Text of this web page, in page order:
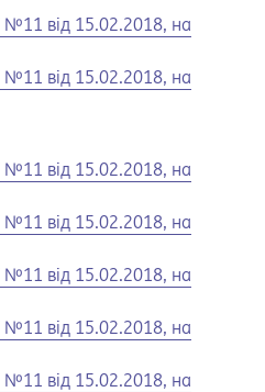
від 15.02.2018, на
від 15.02.2018, на
від 15.02.2018, на
від 15.02.2018, на
від 15.02.2018, на
від 15.02.2018, на
від 15.02.2018, на